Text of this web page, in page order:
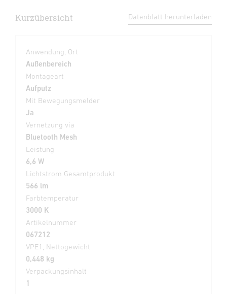
Kurzübersicht Datenblatt herunterladen
Anwendung, Ort
Außenbereich
Montageart
Aufputz
Mit Bewegungsmelder
Ja
Vernetzung via
Bluetooth Mesh
Leistung
6,6 W
Lichtstrom Gesamtprodukt
566 lm
Farbtemperatur
3000 K
Artikelnummer
067212
VPE1, Nettogewicht
0,448 kg
Verpackungsinhalt
1